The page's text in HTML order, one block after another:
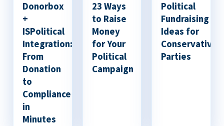
Donorbox
+
ISPolitical
Integration:
From
Donation
to
Compliance
in
Minutes
23 Ways
to Raise
Money
for Your
Political
Campaign
Political
Fundraising
Ideas for
Conservative
Parties